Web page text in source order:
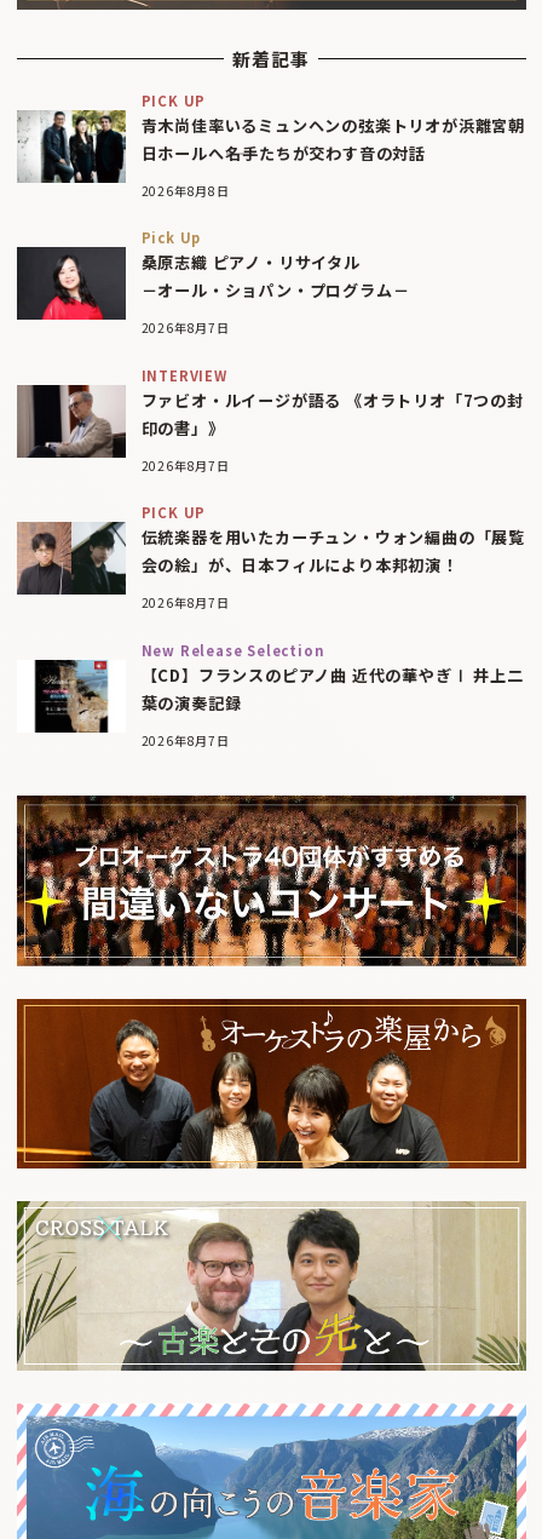
新着記事
PICK UP
青木尚佳率いるミュンヘンの弦楽トリオが浜離宮朝
日ホールへ――名手たちが交わす音の対話
2026年8月8日
Pick Up
桑原志織 ピアノ・リサイタル
－オール・ショパン・プログラム－
2026年8月7日
INTERVIEW
ファビオ・ルイージが語る 《オラトリオ「7つの封
印の書」》
2026年8月7日
PICK UP
伝統楽器を用いたカーチュン・ウォン編曲の「展覧
会の絵」が、日本フィルにより本邦初演！
2026年8月7日
New Release Selection
【CD】フランスのピアノ曲 近代の華やぎⅠ 井上二
葉の演奏記録
2026年8月7日